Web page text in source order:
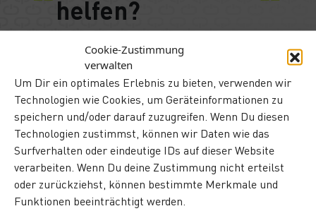
Cookie-Zustimmung
verwalten
Um Dir ein optimales Erlebnis zu bieten, verwenden wir
Technologien wie Cookies, um Geräteinformationen zu
speichern und/oder darauf zuzugreifen. Wenn Du diesen
Technologien zustimmst, können wir Daten wie das
Surfverhalten oder eindeutige IDs auf dieser Website
verarbeiten. Wenn Du deine Zustimmung nicht erteilst
oder zurückziehst, können bestimmte Merkmale und
Funktionen beeinträchtigt werden.
helfen?
bei der sicheren, einfachen und fristgerechten
Umsetzung von digitalen Prozessen
E-Rechnungen
Ganzheitliche E-Rechnungsprozesse –
transparent, formatunabhängig und